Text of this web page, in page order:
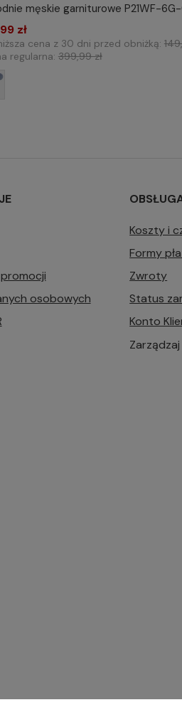
WYBIERZ ROZMIAR DO KOSZYKA
męskie garniturowe P21WF-
zł
cena z 30 dni przed obniżką:
regularna: 399,99 zł
osobowych
Koszty i
Formy
Zwroty
Status
Konto